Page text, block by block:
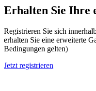
Erhalten Sie Ihre
Registrieren Sie sich
erhalten Sie eine erweiterte
Bedingungen gelten)
Jetzt registrieren